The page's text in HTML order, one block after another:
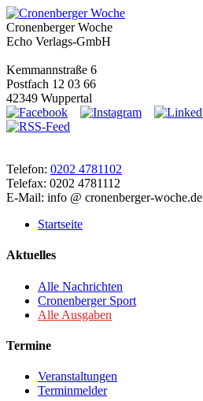
Cronenberger Woche
Echo Verlags-GmbH
Kemmannstraße 6
Postfach 12 03 66
42349 Wuppertal
Telefon: 0202 4781102
Telefax: 0202 4781112
E-Mail: info @ cronenberger-woche.de
Startseite
Aktuelles
Alle Nachrichten
Cronenberger Sport
Alle Ausgaben
Termine
Veranstaltungen
Terminmelder